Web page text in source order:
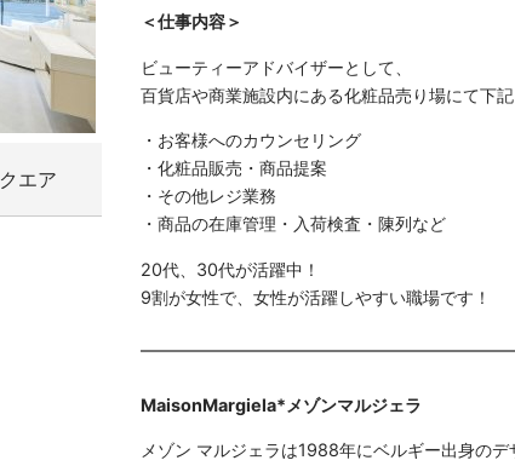
エア
＜仕事内容＞
ビューティーアドバイザーとして、
百貨店や商業施設内にある化粧品売り場にて下記
・お客様へのカウンセリング
・化粧品販売・商品提案
・その他レジ業務
・商品の在庫管理・入荷検査・陳列など
20代、30代が活躍中！
9割が女性で、女性が活躍しやすい職場です！
MaisonMargiela*メゾンマルジェラ
メゾン マルジェラは1988年にベルギー出身のデ